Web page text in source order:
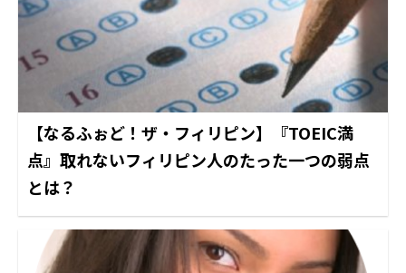
【なるふぉど！ザ・フィリピン】『TOEIC満
点』取れないフィリピン人のたった一つの弱点
とは？